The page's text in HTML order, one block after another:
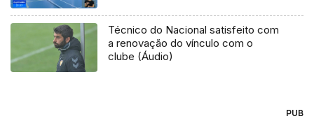
Técnico do Nacional satisfeito com
a renovação do vínculo com o
clube (Áudio)
PUB